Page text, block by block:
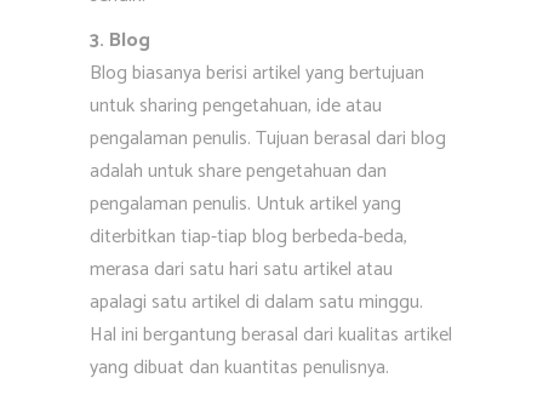
3. Blog
Blog biasanya berisi artikel yang bertujuan
untuk sharing pengetahuan, ide atau
pengalaman penulis. Tujuan berasal dari blog
adalah untuk share pengetahuan dan
pengalaman penulis. Untuk artikel yang
diterbitkan tiap-tiap blog berbeda-beda,
merasa dari satu hari satu artikel atau
apalagi satu artikel di dalam satu minggu.
Hal ini bergantung berasal dari kualitas artikel
yang dibuat dan kuantitas penulisnya.